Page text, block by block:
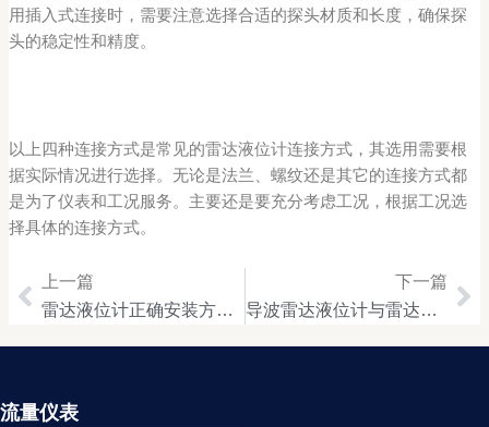
用插入式连接时，需要注意选择合适的探头材质和长度，确保探
头的稳定性和精度。
以上四种连接方式是常见的雷达液位计连接方式，其选用需要根
据实际情况进行选择。无论是法兰、螺纹还是其它的连接方式都
是为了仪表和工况服务。主要还是要充分考虑工况，根据工况选
择具体的连接方式。
Prev
上一篇
雷达液位计正确安装方法与注意事项
下一篇
导波雷达液位计与雷达液位计的区别
流量仪表